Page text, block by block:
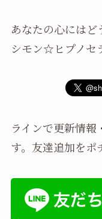
あなたの心にはど
シモン☆ヒプノ
ラインで更新情
す。友達追加をポ